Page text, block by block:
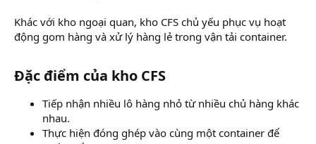
Khác với kho ngoại quan, kho CFS chủ yếu phục vụ hoạt
động gom hàng và xử lý hàng lẻ trong vận tải container.
Đặc điểm của kho CFS​
Tiếp nhận nhiều lô hàng nhỏ từ nhiều chủ hàng khác
nhau.
Thực hiện đóng ghép vào cùng một container để